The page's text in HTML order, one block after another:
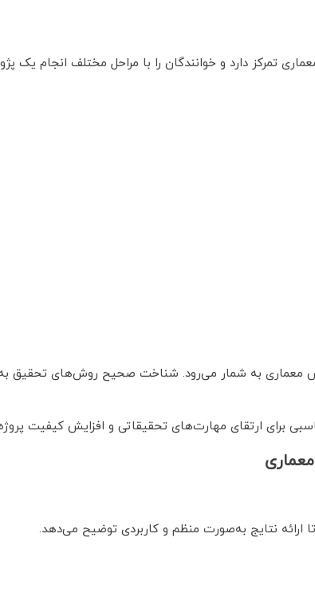
تمرکز دارد و خوانندگان را با مراحل مختلف انجام
معماری به شمار می‌رود. شناخت صحیح روش‌های تحقیق به
برای ارتقای مهارت‌های تحقیقاتی و افزایش کیفیت
ارائه نتایج به‌صورت منظم و کاربردی توضیح می‌دهد.